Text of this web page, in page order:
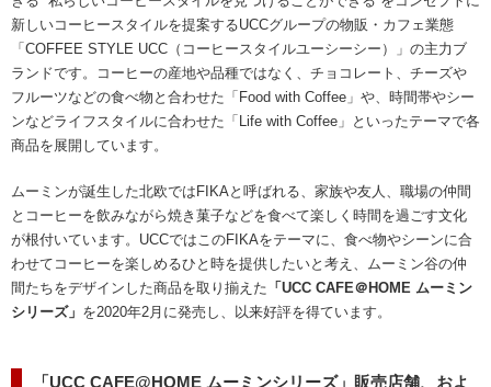
新しいコーヒースタイルを提案するUCCグループの物販・カフェ業態
「COFFEE STYLE UCC（コーヒースタイルユーシーシー）」の主力ブ
ランドです。コーヒーの産地や品種ではなく、チョコレート、チーズや
フルーツなどの食べ物と合わせた「Food with Coffee」や、時間帯やシー
ンなどライフスタイルに合わせた「Life with Coffee」といったテーマで各
商品を展開しています。
ムーミンが誕生した北欧ではFIKAと呼ばれる、家族や友人、職場の仲間
とコーヒーを飲みながら焼き菓子などを食べて楽しく時間を過ごす文化
が根付いています。UCCではこのFIKAをテーマに、食べ物やシーンに合
わせてコーヒーを楽しめるひと時を提供したいと考え、ムーミン谷の仲
間たちをデザインした商品を取り揃えた 「UCC CAFE＠HOME ムーミン
シリーズ」 を2020年2月に発売し、以来好評を得ています。
「UCC CAFE@HOME ムーミンシリーズ」販売店舗、およ